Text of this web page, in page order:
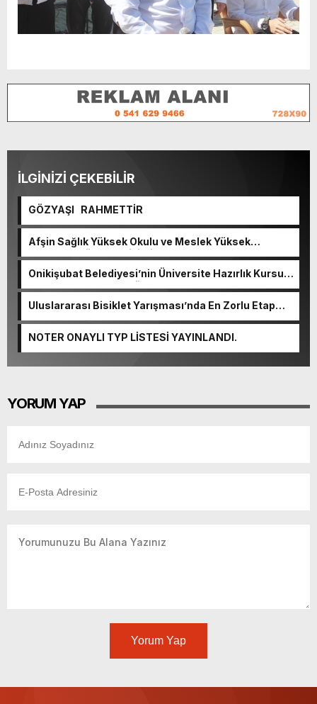
İLGİNİZİ ÇEKEBİLİR
GÖZYAŞI RAHMETTİR
Afşin Sağlık Yüksek Okulu ve Meslek Yüksek
Okulunda görev değişimi!
Onikişubat Belediyesi’nin Üniversite Hazırlık Kursu
başvurularında son gün 7 Ağustos.
Uluslararası Bisiklet Yarışması’nda En Zorlu Etap
NOTER ONAYLI TYP LİSTESİ YAYINLANDI.
YORUM YAP
Yorum Yap